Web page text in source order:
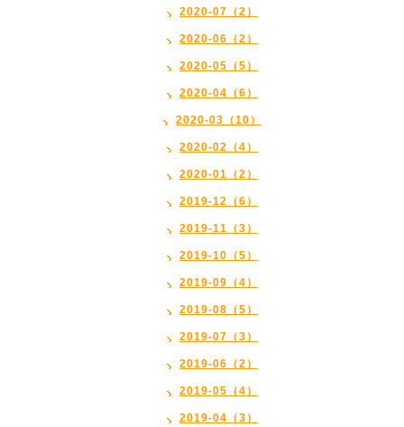
2020-07（2）
2020-06（2）
2020-05（5）
2020-04（6）
2020-03（10）
2020-02（4）
2020-01（2）
2019-12（6）
2019-11（3）
2019-10（5）
2019-09（4）
2019-08（5）
2019-07（3）
2019-06（2）
2019-05（4）
2019-04（3）